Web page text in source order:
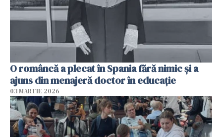
O româncă a plecat în Spania fără nimic și a
ajuns din menajeră doctor în educație
03 MARTIE 2026